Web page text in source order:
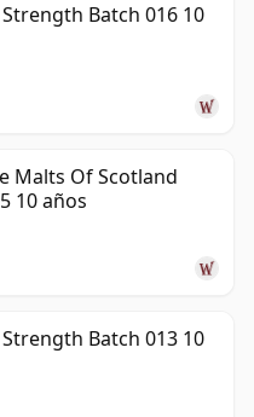
Batch 016 10
Malts Of Scotland
10 años
Batch 013 10